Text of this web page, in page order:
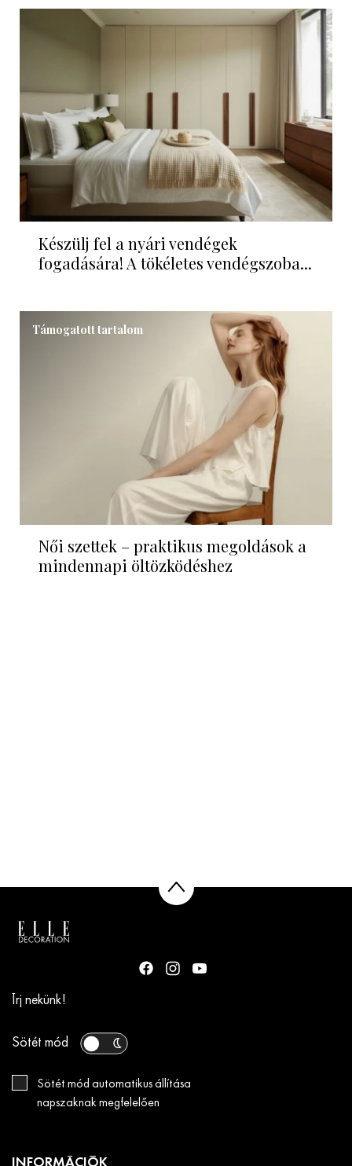
Készülj fel a nyári vendégek
fogadására! A tökéletes vendégszoba...
Támogatott tartalom
Női szettek – praktikus megoldások a
mindennapi öltözködéshez
Írj nekünk!
Sötét mód
Sötét mód automatikus állítása
napszaknak megfelelően